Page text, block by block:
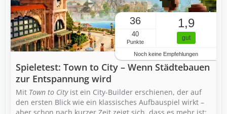
36
40
Punkte
1,9
gut
Noch keine Empfehlungen
Spieletest: Town to City – Wenn Städtebauen
zur Entspannung wird
Mit Town to Cityist ein City-Builder erschienen, der auf
den ersten Blick wie ein klassisches Aufbauspiel wirkt –